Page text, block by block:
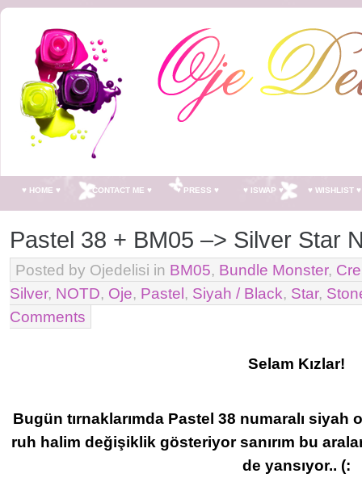
♥ HOME ♥ ♥ CONTACT ME ♥ ♥ PRESS ♥ ♥ ISWAP ♥ ♥ WISHLIST ♥
Pastel 38 + BM05 –> Silver Star
Posted by Ojedelisi in BM05, Bundle Monster,
Silver, NOTD, Oje, Pastel, Siyah / Black, Star,
Comments
Selam Kızlar!
Bugün tırnaklarımda Pastel 38 numaralı
ruh halim değişiklik gösteriyor sanırım bu
de yansıyor.. (: